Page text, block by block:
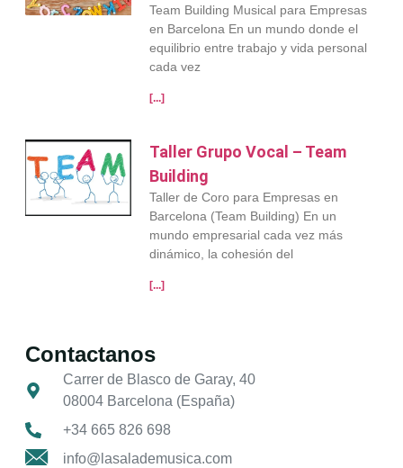
Team Building Musical para Empresas
en Barcelona En un mundo donde el
equilibrio entre trabajo y vida personal
cada vez
[...]
Taller Grupo Vocal – Team
Building
Taller de Coro para Empresas en
Barcelona (Team Building) En un
mundo empresarial cada vez más
dinámico, la cohesión del
[...]
Contactanos
Carrer de Blasco de Garay, 40
08004 Barcelona (España)
+34 665 826 698
info@lasalademusica.com